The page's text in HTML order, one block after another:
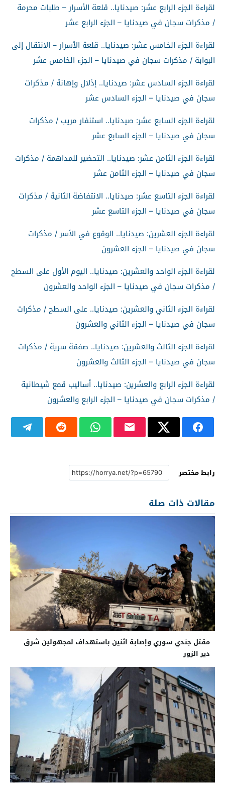
لقراءة الجزء الرابع عشر: صيدنايا.. قلعة الأسرار – طلبات محرمة
/ مذكرات سجان في صيدنايا – الجزء الرابع عشر
لقراءة الجزء الخامس عشر: صيدنايا.. قلعة الأسرار – الانتقال إلى
البوابة / مذكرات سجان في صيدنايا – الجزء الخامس عشر
لقراءة الجزء السادس عشر: صيدنايا.. إذلال وإهانة / مذكرات
سجان في صيدنايا – الجزء السادس عشر
لقراءة الجزء السابع عشر: صيدنايا.. استنفار مريب / مذكرات
سجان في صيدنايا – الجزء السابع عشر
لقراءة الجزء الثامن عشر: صيدنايا.. التحضير للمداهمة / مذكرات
سجان في صيدنايا – الجزء الثامن عشر
لقراءة الجزء التاسع عشر: صيدنايا.. الانتفاضة الثانية / مذكرات
سجان في صيدنايا – الجزء التاسع عشر
لقراءة الجزء العشرين: صيدنايا.. الوقوع في الأسر / مذكرات
سجان في صيدنايا – الجزء العشرون
لقراءة الجزء الواحد والعشرين: صيدنايا.. اليوم الأول على السطح
/ مذكرات سجان في صيدنايا – الجزء الواحد والعشرون
لقراءة الجزء الثاني والعشرين: صيدنايا.. على السطح / مذكرات
سجان في صيدنايا – الجزء الثاني والعشرون
لقراءة الجزء الثالث والعشرين: صيدنايا.. صفقة سرية / مذكرات
سجان في صيدنايا – الجزء الثالث والعشرون
لقراءة الجزء الرابع والعشرين: صيدنايا.. أساليب قمع شيطانية
/ مذكرات سجان في صيدنايا – الجزء الرابع والعشرون
رابط مختصر
مقالات ذات صلة
مقتل جندي سوري وإصابة اثنين باستهداف لمجهولين شرق
دير الزور